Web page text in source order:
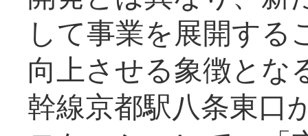
して事業を展開する
向上させる象徴とな
幹線京都駅八条東口